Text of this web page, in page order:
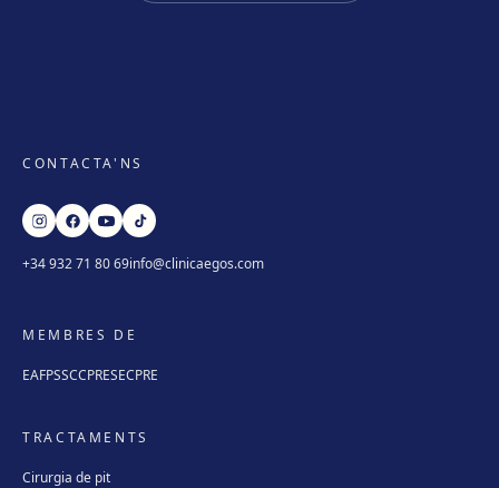
CONTACTA'NS
+34 932 71 80 69info@clinicaegos.com
MEMBRES DE
EAFPSSCCPRESECPRE
TRACTAMENTS
Cirurgia de pit